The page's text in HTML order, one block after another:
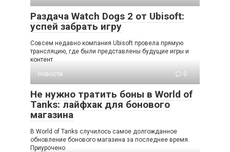
Раздача Watch Dogs 2 от Ubisoft:
успей забрать игру
Совсем недавно компания Ubisoft провела прямую
трансляцию, где были представлены будущие игры и
контент
Новости
0
Не нужно тратить боны в World of
Tanks: лайфхак для бонового
магазина
В World of Tanks случилось самое долгожданное
обновление бонового магазина за последнее время.
Приурочено